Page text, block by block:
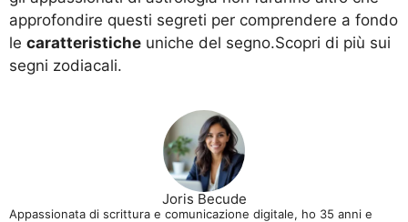
approfondire questi segreti per comprendere a fondo
le caratteristiche uniche del segno.Scopri di più sui
segni zodiacali.
Joris Becude
Appassionata di scrittura e comunicazione digitale, ho 35 anni e